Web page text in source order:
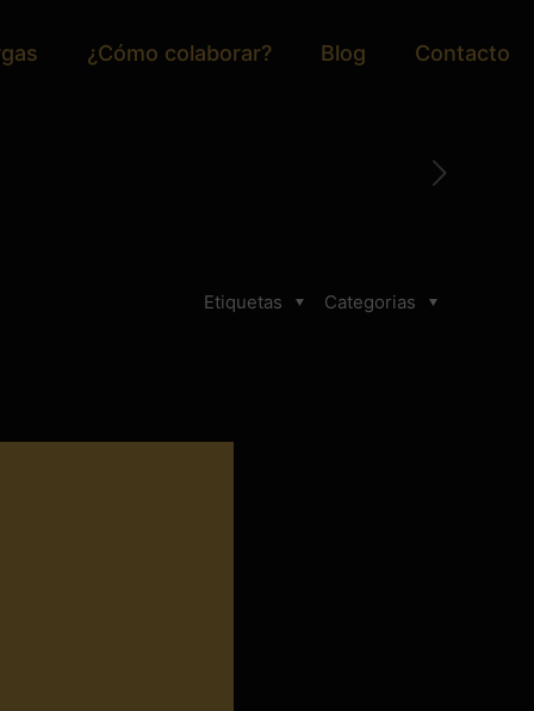
¿Cómo colaborar? Blog Contacto
Categorias
Etiquetas